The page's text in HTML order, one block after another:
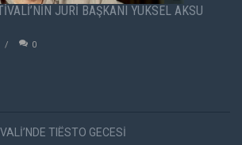
JÜRİ BAŞKANI YÜKSEL AKSU
0
TIËSTO GECESİ